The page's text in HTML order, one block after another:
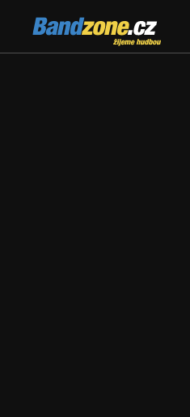
Bandzone.cz
žijeme hudbou